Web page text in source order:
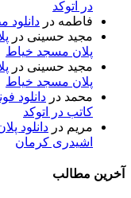
در اتوکد
فاطمه در
مجید حسینی در
پلان مسجد خیاط
مجید حسینی در
پلان مسجد خیاط
محمد در دانلود
کاتب در اتوکد
مریم در دانلود
اشیدری کرمان
آخرین مطالب